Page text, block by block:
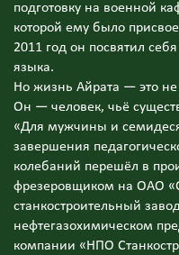
подготовку на военной
которой ему было
2011 год он посвятил
языка.
Но жизнь Айрата — это
Он — человек, чьё
«Для мужчины и
завершения
колебаний перешёл в
фрезеровщиком на ОАО
станкостроительный
нефтегазохимическом
компании «НПО